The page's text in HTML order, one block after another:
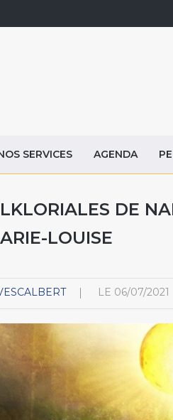
SERVICES AGENDA
DE
LOUISE
LE 06/07/2021